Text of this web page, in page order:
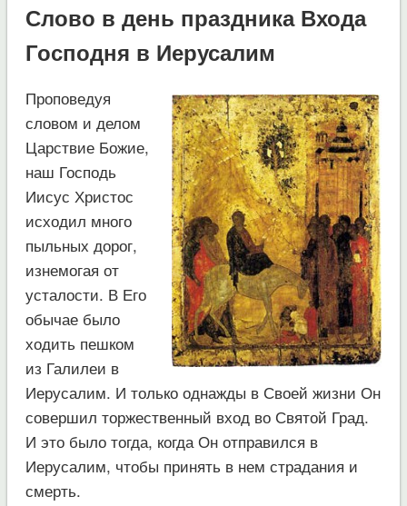
Слово в день праздника Входа
Господня в Иерусалим
Проповедуя
словом и делом
Царствие Божие,
наш Господь
Иисус Христос
исходил много
пыльных дорог,
изнемогая от
усталости. В Его
обычае было
ходить пешком
из Галилеи в
Иерусалим. И только однажды в Своей жизни Он
совершил торжественный вход во Святой Град.
И это было тогда, когда Он отправился в
Иерусалим, чтобы принять в нем страдания и
смерть.